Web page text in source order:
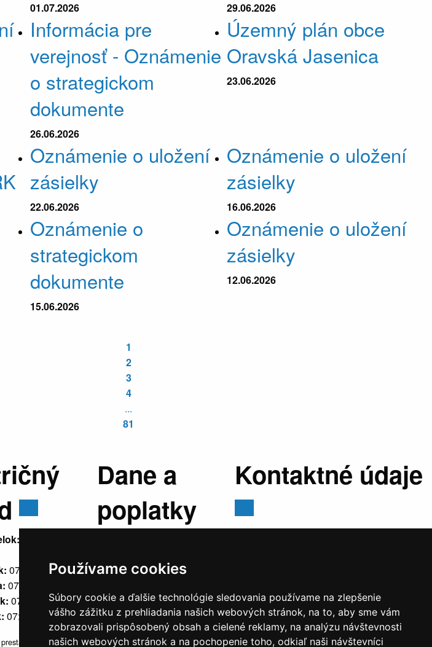
Používame cookies
Súbory cookie a ďalšie technológie sledovania používame na zlepšenie
vášho zážitku z prehliadania našich webových stránok, na to, aby sme vám
zobrazovali prispôsobený obsah a cielené reklamy, na analýzu návštevnosti
našich webových stránok a na pochopenie toho, odkiaľ naši návštevníci
01.07.2026 29.06.2026
Informácia pre
verejnosť - Oznámenie
o strategickom
dokumente
26.06.2026
Územný plán obce
Oravská Jasenica
23.06.2026
Oznámenie o uložení
zásielky
22.06.2026
Oznámenie o uložení
zásielky
16.06.2026
Oznámenie o
strategickom
dokumente
15.06.2026
Oznámenie o uložení
zásielky
12.06.2026
1
2
3
4
...
81
07:30 - 15:30
07:30 - 17:00
07:30 - 15:30
07:30 - 14:00
v trvaní 30
Dane a
poplatky
Pondelok:07:30 -
Utorok:nestránkový
Streda:07:30 - 17:00
Štvrtok:nestránkový
Kontaktné údaje
IČO:00314676
DIČ:2020571707